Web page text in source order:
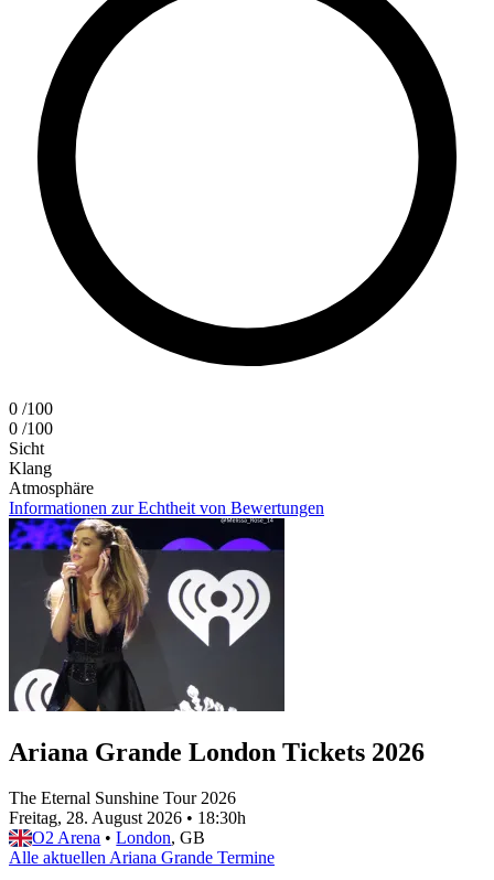
0 /100
0 /100
Sicht
Klang
Atmosphäre
Informationen zur Echtheit von Bewertungen
Ariana Grande London Tickets 2026
The Eternal Sunshine Tour 2026
Freitag, 28. August 2026 • 18:30h
O2 Arena • London, GB
Alle aktuellen Ariana Grande Termine